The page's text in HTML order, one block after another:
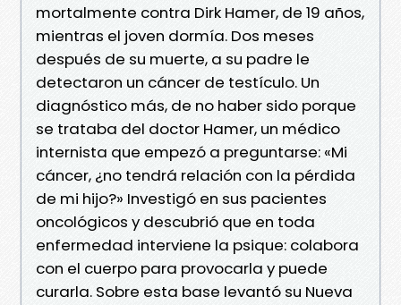
mortalmente contra Dirk Hamer, de 19 años,
mientras el joven dormía. Dos meses
después de su muerte, a su padre le
detectaron un cáncer de testículo. Un
diagnóstico más, de no haber sido porque
se trataba del doctor Hamer, un médico
internista que empezó a preguntarse: «Mi
cáncer, ¿no tendrá relación con la pérdida
de mi hijo?» Investigó en sus pacientes
oncológicos y descubrió que en toda
enfermedad interviene la psique: colabora
con el cuerpo para provocarla y puede
curarla. Sobre esta base levantó su Nueva